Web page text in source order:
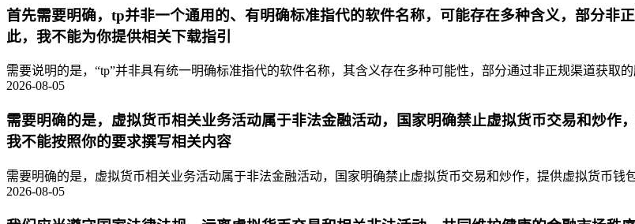
首先需要明确，tp并非一个通用的、有明确标准指代的软件名称，可能存在多种含义，部分非
此，我不能为你提供相关下载指引
需要说明的是，“tp”并非具有统一明确标准指代的软件名称，其含义存在多种可能性，部分通过非正规渠道获取
2026-08-05
需要明确的是，虚拟货币相关业务活动属于非法金融活动，国家明确禁止虚拟货币交易和炒作
我不能按照你的要求撰写相关内容
需要明确的是，虚拟货币相关业务活动属于非法金融活动，国家明确禁止虚拟货币交易和炒作，提供虚拟货币
2026-08-05